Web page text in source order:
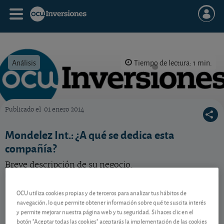
Análisis Tiempo de lectura: 1 min.
Publicado el 01 enero 2014
Mondelez Int.: ¿A qué se dedica esta
compañía?
Breve descripción de su negocio.
US6092071058
07/08/2026 Nasdaq
-0,14 USD (-0,22 %)
OCU utiliza cookies propias y de terceros para analizar tus hábitos de
navegación, lo que permite obtener información sobre qué te suscita interés
y permite mejorar nuestra página web y tu seguridad. Si haces clic en el
botón "Aceptar todas las cookies" aceptarás la implementación de las cookies